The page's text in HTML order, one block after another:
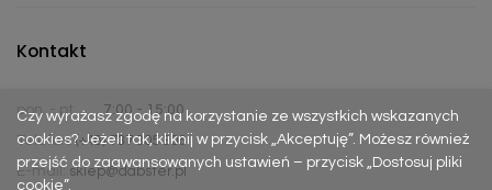
Czy wyrażasz zgodę na korzystanie ze wszystkich wskazanych
cookies? Jeżeli tak, kliknij w przycisk „Akceptuję”. Możesz również
przejść do zaawansowanych ustawień – przycisk „Dostosuj pliki
cookie”.
Kontakt
pon. - pt.
7:00 - 15:00
Telefon:(+48) 737 305 306
E-mail: sklep@dabster.pl